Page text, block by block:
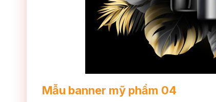
Mẫu banner mỹ phẩm 04